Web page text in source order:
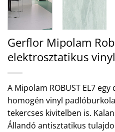
Gerflor Mipolam
elektrosztatikus
A Mipolam ROBUST EL7
homogén vinyl
tekercses kivitelben is.
Állandó antisztatikus